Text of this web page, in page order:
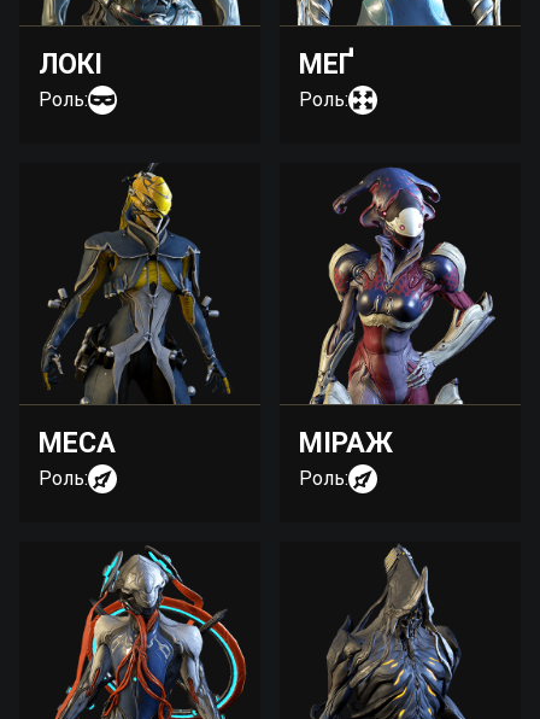
ЛОКІ
Роль:
МЕҐ
Роль:
МЕСА
Роль:
МІРАЖ
Роль: